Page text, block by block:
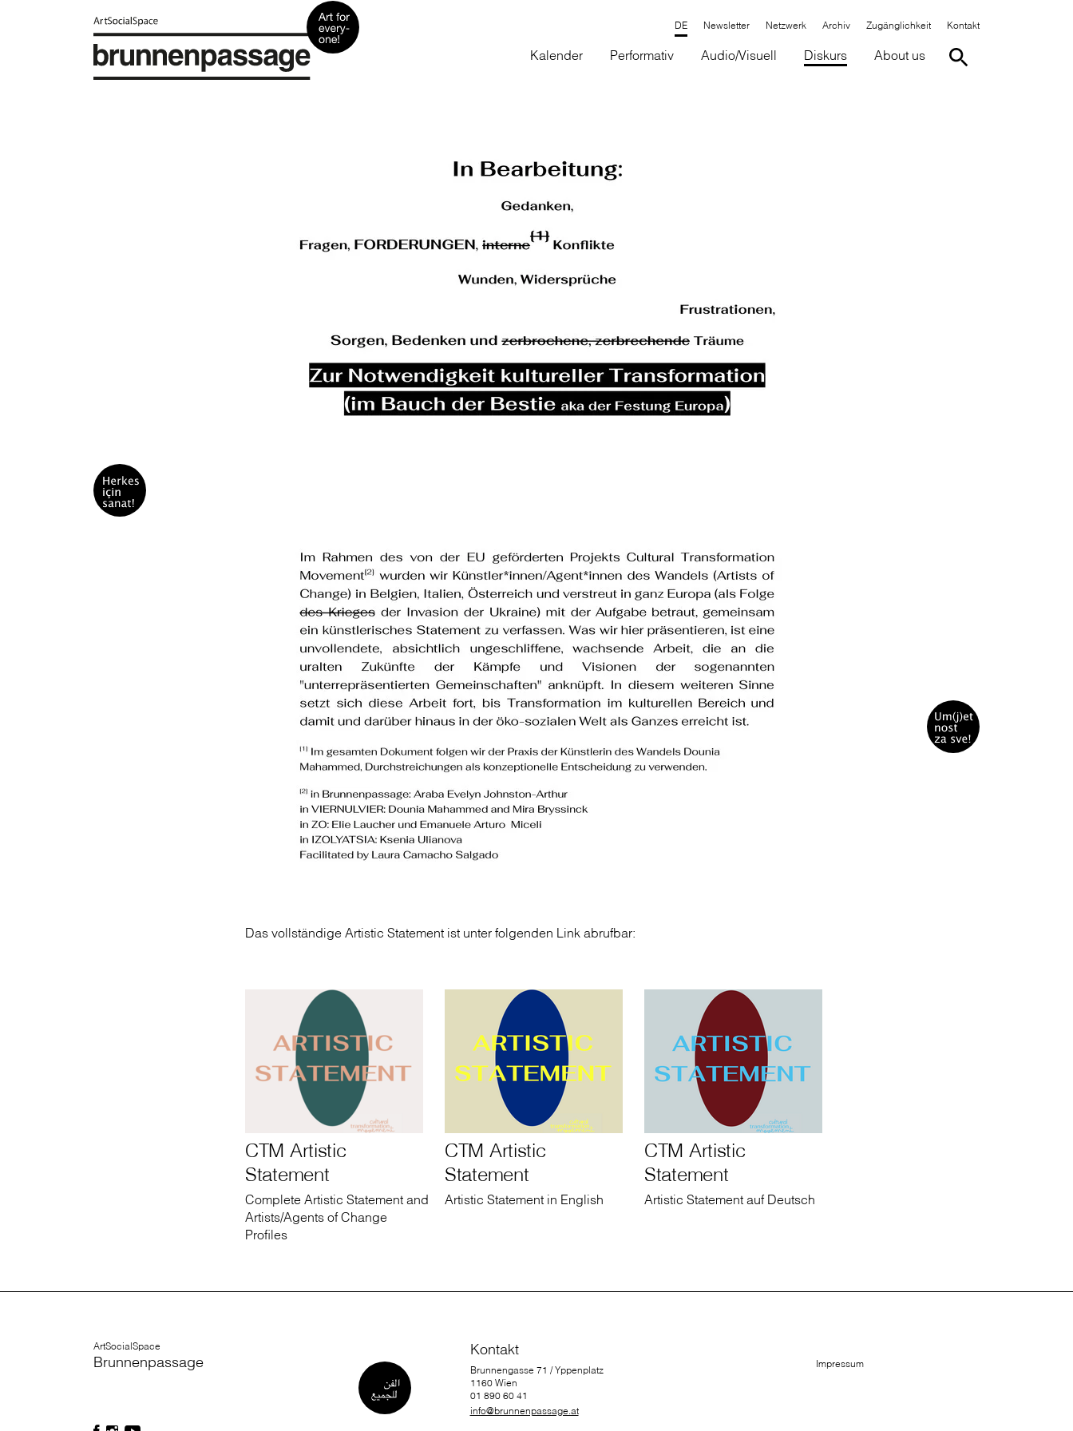
Newsletter Netzwerk Archiv Zugänglichkeit Kontakt
Kalender Performativ Audio/Visuell Diskurs About us
Das vollständige Artistic Statement ist unter folgenden Link abrufbar:
CTM Artistic
Statement
Complete Artistic Statement and
Artists/Agents of Change
Profiles
CTM Artistic
Statement
Artistic Statement in English
CTM Artistic
Statement
Artistic Statement auf Deutsch
ArtSocialSpace
Brunnenpassage
Kontakt
Brunnengasse 71 / Yppenplatz
1160 Wien
01 890 60 41
info@brunnenpassage.at
Impressum